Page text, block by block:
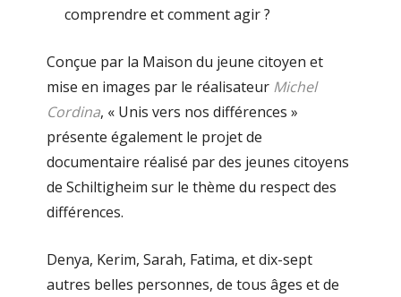
comprendre et comment agir ?
Conçue par la Maison du jeune citoyen et
mise en images par le réalisateur Michel
Cordina, « Unis vers nos différences »
présente également le projet de
documentaire réalisé par des jeunes citoyens
de Schiltigheim sur le thème du respect des
différences.
Denya, Kerim, Sarah, Fatima, et dix-sept
autres belles personnes, de tous âges et de